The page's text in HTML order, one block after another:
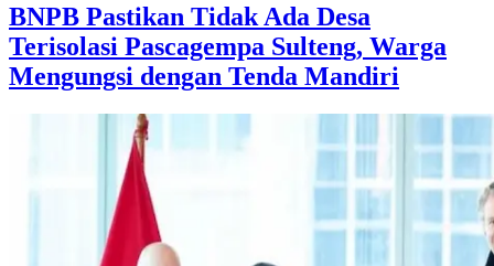
BNPB Pastikan Tidak Ada Desa
Terisolasi Pascagempa Sulteng, Warga
Mengungsi dengan Tenda Mandiri